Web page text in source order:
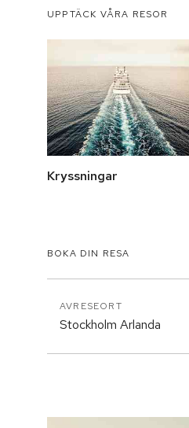
UPPTÄCK VÅRA RESOR
Kryssningar
BOKA DIN RESA
AVRESEORT
Stockholm Arlanda